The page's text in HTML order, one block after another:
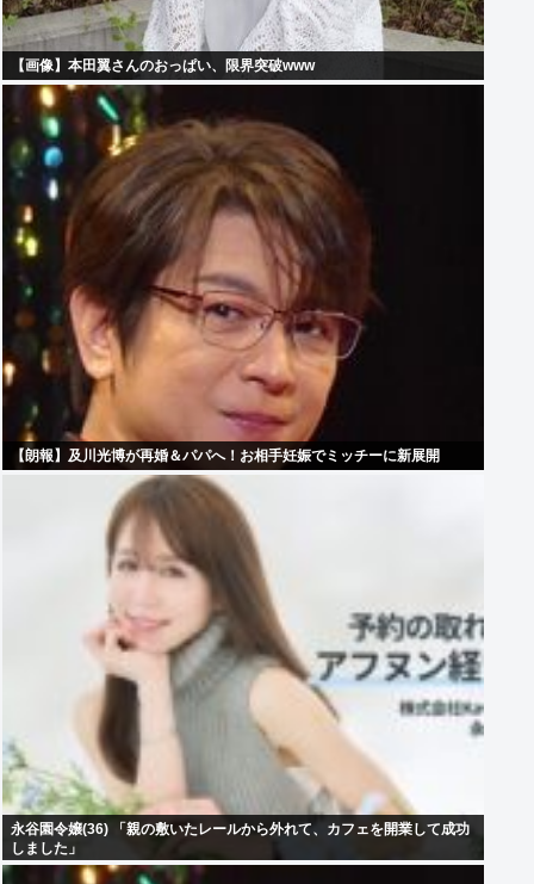
【画像】本田翼さんのおっぱい、限界突破www
【朗報】及川光博が再婚＆パパへ！お相手妊娠でミッチーに新展開
永谷園令嬢(36) 「親の敷いたレールから外れて、カフェを開業して成功
しました」